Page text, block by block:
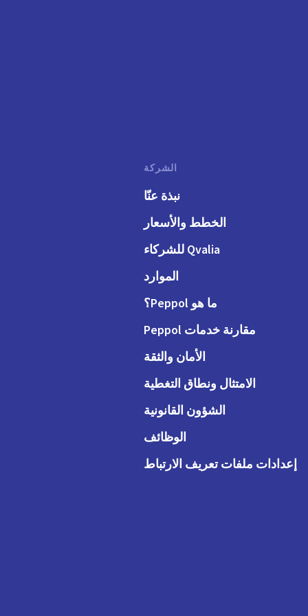
الشركة
نبذة عنّا
الخطط والأسعار
Qvalia للشركاء
الموارد
ما هو Peppol؟
مقارنة خدمات Peppol
الأمان والثقة
الامتثال ونطاق التغطية
الشؤون القانونية
الوظائف
إعدادات ملفات تعريف الارتباط